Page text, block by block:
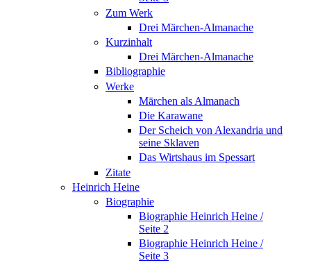
Zum Werk
Drei Märchen-Almanache
Kurzinhalt
Drei Märchen-Almanache
Bibliographie
Werke
Märchen als Almanach
Die Karawane
Der Scheich von Alexandria und
seine Sklaven
Das Wirtshaus im Spessart
Zitate
Heinrich Heine
Biographie
Biographie Heinrich Heine /
Seite 2
Biographie Heinrich Heine /
Seite 3